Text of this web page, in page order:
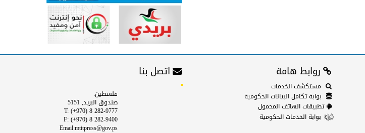
روابط هامة
مستكشف الخدمات
بوابة تكامل البيانات الحكومية
تطبيقات الهاتف المحمول
بوابة الخدمات الحكومية
اتصل بنا
فلسطين.
صندوق البريد, 5151
T: (+970) 8 282-9777
F: (+970) 8 282-9400
Email:mtitpress@gov.ps